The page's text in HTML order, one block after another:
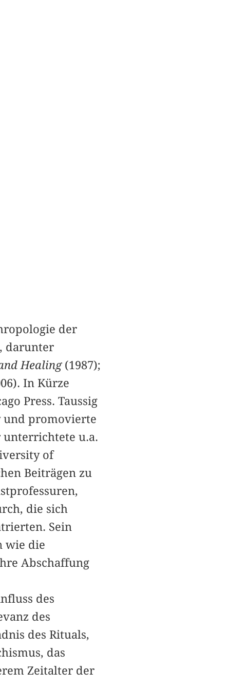
der
darunter
Healing (1987);
In Kürze
Press. Taussig
und promovierte
unterrichtete u.a.
of
Beiträgen zu
die sich
Sein
wie die
Abschaffung
des
des
des Rituals,
das
Zeitalter der